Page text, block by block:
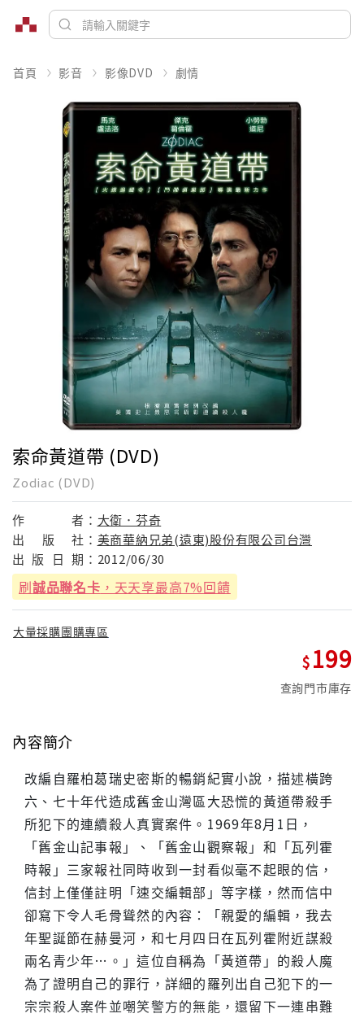
首頁 影音 影像DVD 劇情
索命黃道帶 (DVD)
Zodiac (DVD)
作 者： 大衛．芬奇
出
版 社： 美商華納兄弟(遠東)股份有限公司台灣
出 版 日 期： 2012/06/30
刷誠品聯名卡 ，天天享最高7%回饋
大量採購團購專區
199
查詢門市庫存
內容簡介
改編自羅柏葛瑞史密斯的暢銷紀實小說，描述橫跨
六、七十年代造成舊金山灣區大恐慌的黃道帶殺手
所犯下的連續殺人真實案件。1969年8月1日，
「舊金山記事報」、「舊金山觀察報」和「瓦列霍
時報」三家報社同時收到一封看似毫不起眼的信，
信封上僅僅註明「速交編輯部」等字樣，然而信中
卻寫下令人毛骨聳然的內容：「親愛的編輯，我去
年聖誕節在赫曼河，和七月四日在瓦列霍附近謀殺
兩名青少年…。」這位自稱為「黃道帶」的殺人魔
為了證明自己的罪行，詳細的羅列出自己犯下的一
宗宗殺人案件並嘲笑警方的無能，還留下一連串難